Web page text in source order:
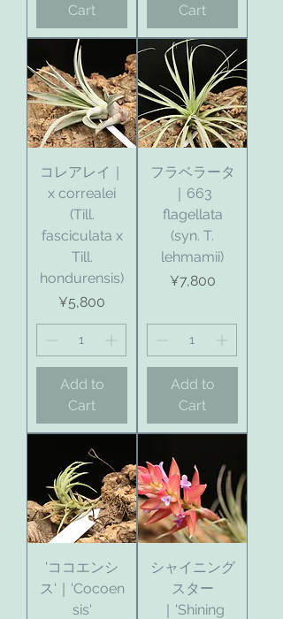
Cart Cart
コレアレイ｜
x correalei
(Till.
fasciculata x
Till.
hondurensis)
Price
¥5,800
Add to
Cart
フラベラータ
｜663
flagellata
(syn. T.
lehmamii)
Price
¥7,800
Add to
Cart
'ココエンシ
ス'｜'Cocoen
sis'
シャイニング
スター
｜'Shining